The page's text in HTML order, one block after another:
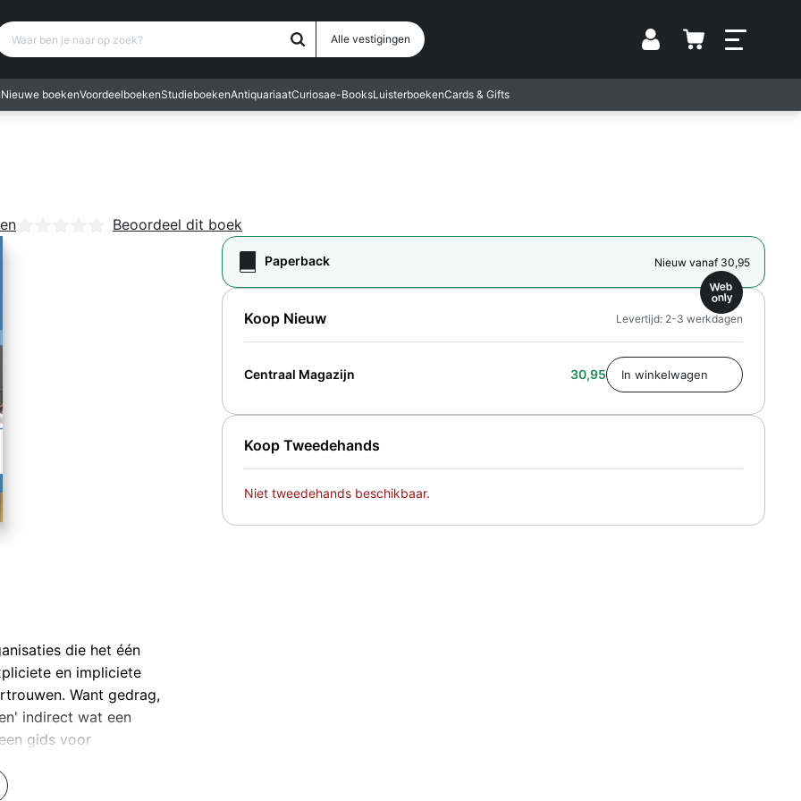
Alle vestigingen Vestiging
ben je naar op zoek?
Nieuwe boekenVoordeelboekenStudieboekenAntiquariaatCuriosae-BooksLuisterboekenCards & Gifts
Nog geen beoordelingen
Beoordeel dit boek
Paperback Nieuw vanaf 30,95
Koop Tweedehands
Niet tweedehands beschikbaar.
Koop Nieuw
Web
only
Centraal Magazijn 30,95
Levertijd: 2-3 werkdagen
die het één
en impliciete
Want gedrag,
indirect wat een
gids voor
en daden meer